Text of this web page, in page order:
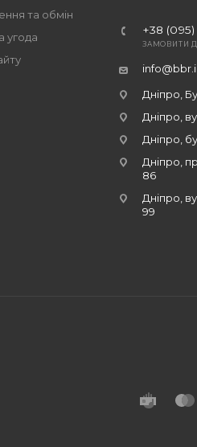
та обмін
угода
+38 (095)
ЗАМОВИТИ
Дніпро,
Дніпро,
Дніпро,
Дніпро,
86
Дніпро,
99